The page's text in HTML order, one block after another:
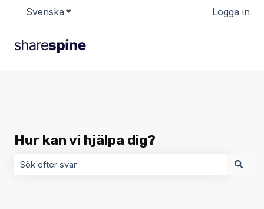
Svenska Visa undermenyer för översättningarLogga in
Hur kan vi hjälpa dig?